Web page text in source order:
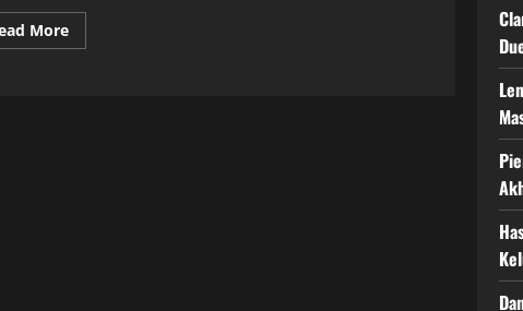
MoreRead
more